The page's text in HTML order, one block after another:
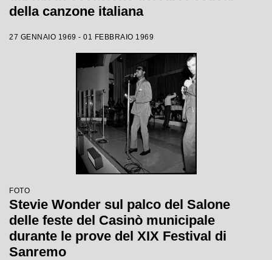
della canzone italiana
27 GENNAIO 1969 - 01 FEBBRAIO 1969
FOTO
Stevie Wonder sul palco del Salone
delle feste del Casinò municipale
durante le prove del XIX Festival di
Sanremo